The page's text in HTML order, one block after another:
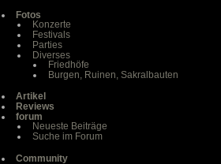
Fotos
Konzerte
Festivals
Parties
Diverses
Friedhöfe
Burgen, Ruinen, Sakralbauten
Artikel
Reviews
forum
Neueste Beiträge
Suche im Forum
Community